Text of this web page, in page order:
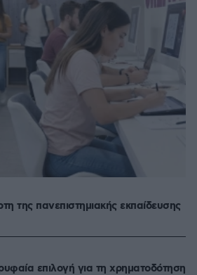
της πανεπιστημιακής εκπαίδευσης
επιλογή για τη χρηματοδότηση